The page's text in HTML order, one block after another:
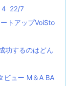
4 22/7
トアップVoiSto
功するのはどん
ビュー M＆A BA